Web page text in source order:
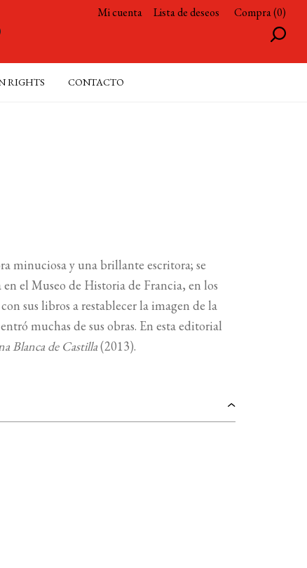
Mi cuenta Lista de deseos Compra (0)
RIGHTS CONTACTO
minuciosa y una brillante escritora; se
el Museo de Historia de Francia, en los
sus libros a restablecer la imagen de la
muchas de sus obras. En esta editorial
Blanca de Castilla(2013).